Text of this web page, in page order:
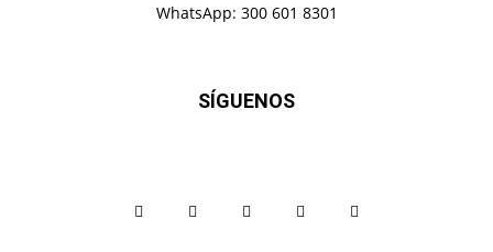
WhatsApp: 300 601 8301
SÍGUENOS